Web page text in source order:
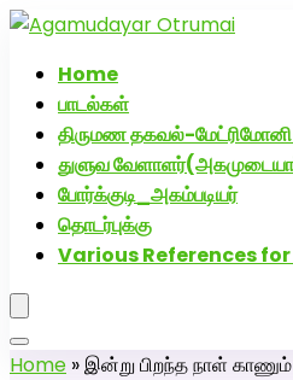
Home
பாடல்கள்
திருமண தகவல்-
துளுவ
போர்க்குடி_அகம்படியர்
தொடர்புக்கு
Various References
Home »இன்று பிறந்த நாள்
அகமுடையார் திருமண